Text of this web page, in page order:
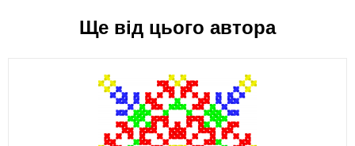
Ще від цього автора